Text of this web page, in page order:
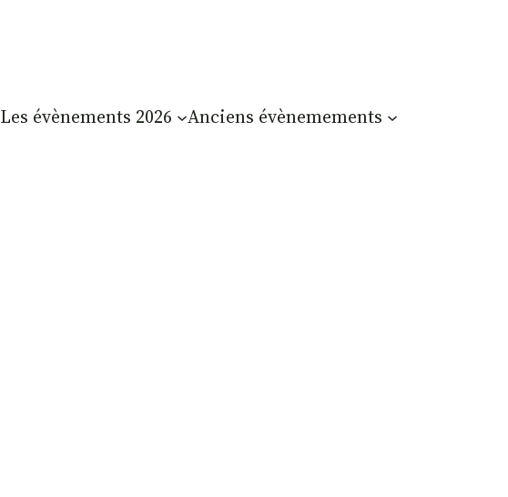
Les évènements 2026 Anciens évènemements